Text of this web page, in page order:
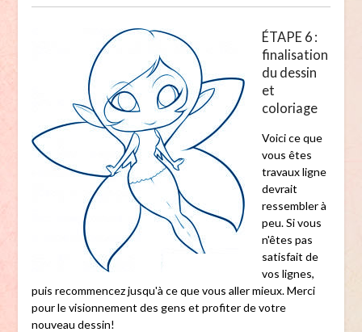
ÉTAPE 6 :
finalisation
du dessin
et
coloriage
Voici ce que
vous êtes
travaux ligne
devrait
ressembler à
peu. Si vous
n'êtes pas
satisfait de
vos lignes,
puis recommencez jusqu'à ce que vous aller mieux. Merci
pour le visionnement des gens et profiter de votre
nouveau dessin!